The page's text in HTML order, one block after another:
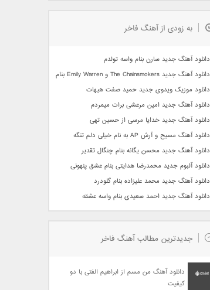
به زودی از آهنگ فاخر
دانلود آهنگ جدید سارن بنام واسه تولدم
دانلود آهنگ جدید The Chainsmokers و Emily Warren بنام Side Effects
دانلود موزیک ویدوی جدید حمید صفت هیهات
دانلود آهنگ جدید امین مرعشی برات میمردم
دانلود آهنگ جدید خدایا مرسی از حسین تهی
دانلود آهنگ مسیح و آرش AP به نام خیلی دلم تنگه
دانلود آهنگ جدید محسن یگانه بنام چنگال تقدیر
دانلود آلبوم جدید محمدرضا هدایتی بنام عشق پنهونی
دانلود آهنگ جدید محمد علیزاده بنام گلودرد
دانلود آهنگ جدید احمد سعیدی بنام واسه عشقه
جدیدترین مطالب آهنگ فاخر
دانلود آهنگ من مسم از ابراهیم الفتی با دو
کیفیت